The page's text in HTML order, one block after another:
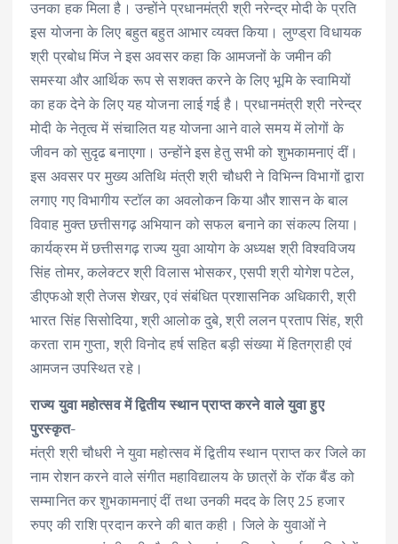
उनका हक मिला है। उन्होंने प्रधानमंत्री श्री नरेन्द्र मोदी के प्रति
इस योजना के लिए बहुत बहुत आभार व्यक्त किया। लुण्ड्रा विधायक
श्री प्रबोध मिंज ने इस अवसर कहा कि आमजनों के जमीन की
समस्या और आर्थिक रूप से सशक्त करने के लिए भूमि के स्वामियों
का हक देने के लिए यह योजना लाई गई है। प्रधानमंत्री श्री नरेन्द्र
मोदी के नेतृत्व में संचालित यह योजना आने वाले समय में लोगों के
जीवन को सुदृढ बनाएगा। उन्होंने इस हेतु सभी को शुभकामनाएं दीं।
इस अवसर पर मुख्य अतिथि मंत्री श्री चौधरी ने विभिन्न विभागों द्वारा
लगाए गए विभागीय स्टॉल का अवलोकन किया और शासन के बाल
विवाह मुक्त छत्तीसगढ़ अभियान को सफल बनाने का संकल्प लिया।
कार्यक्रम में छत्तीसगढ़ राज्य युवा आयोग के अध्यक्ष श्री विश्वविजय
सिंह तोमर, कलेक्टर श्री विलास भोसकर, एसपी श्री योगेश पटेल,
डीएफओ श्री तेजस शेखर, एवं संबंधित प्रशासनिक अधिकारी, श्री
भारत सिंह सिसोदिया, श्री आलोक दुबे, श्री ललन प्रताप सिंह, श्री
करता राम गुप्ता, श्री विनोद हर्ष सहित बड़ी संख्या में हितग्राही एवं
आमजन उपस्थित रहे।
राज्य युवा महोत्सव में द्वितीय स्थान प्राप्त करने वाले युवा हुए
पुरस्कृत-
मंत्री श्री चौधरी ने युवा महोत्सव में द्वितीय स्थान प्राप्त कर जिले का
नाम रोशन करने वाले संगीत महाविद्यालय के छात्रों के रॉक बैंड को
सम्मानित कर शुभकामनाएं दीं तथा उनकी मदद के लिए 25 हजार
रुपए की राशि प्रदान करने की बात कही। जिले के युवाओं ने